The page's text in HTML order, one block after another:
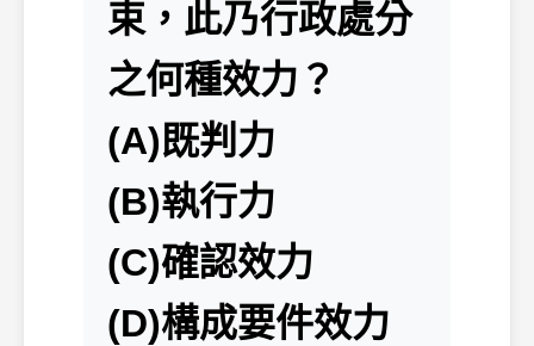
束，此乃行政處分
之何種效力？
(A)既判力
(B)執行力
(C)確認效力
(D)構成要件效力